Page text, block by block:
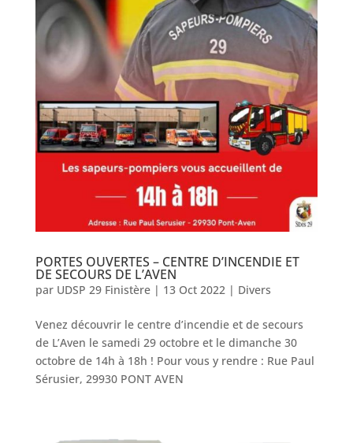
PORTES OUVERTES – CENTRE D’INCENDIE ET
DE SECOURS DE L’AVEN
par UDSP 29 Finistère| 13 Oct 2022| Divers
Venez découvrir le centre d’incendie et de secours
de L’Aven le samedi 29 octobre et le dimanche 30
octobre de 14h à 18h ! Pour vous y rendre : Rue Paul
Sérusier, 29930 PONT AVEN